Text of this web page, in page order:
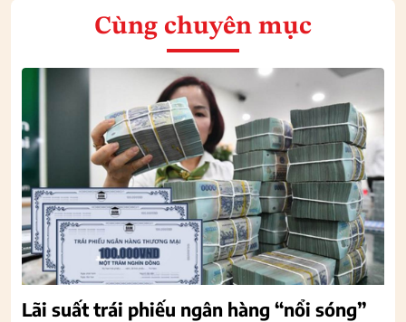
Cùng chuyên mục
Lãi suất trái phiếu ngân hàng “nổi sóng”